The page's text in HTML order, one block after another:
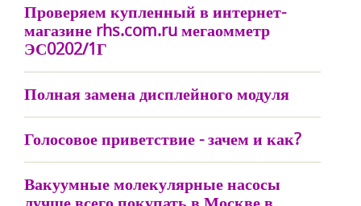
Проверяем купленный в интернет-
магазине rhs.com.ru мегаомметр
ЭС0202/1Г
Полная замена дисплейного модуля
Голосовое приветствие - зачем и как?
Вакуумные молекулярные насосы